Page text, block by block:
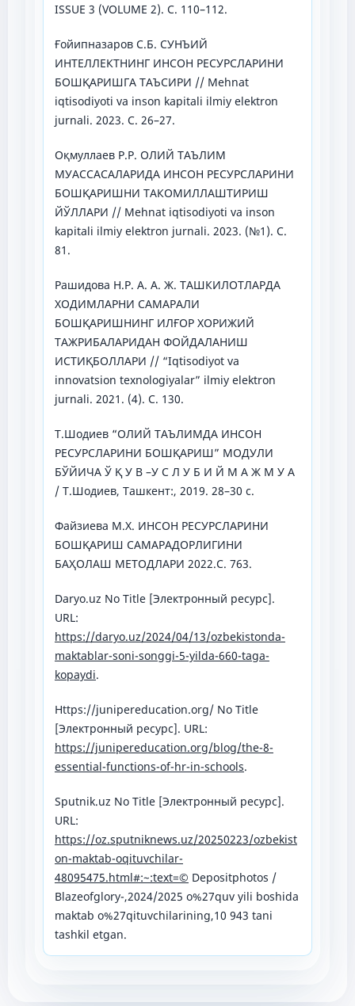
ISSUE 3 (VOLUME 2). C. 110–112.
Ғойипназаров С.Б. СУНЪИЙ
ИНТЕЛЛЕКТНИНГ ИНСОН РЕСУРСЛАРИНИ
БОШҚАРИШГА ТАЪСИРИ // Mehnat
iqtisodiyoti va inson kapitali ilmiy elektron
jurnali. 2023. C. 26–27.
Оқмуллаев Р.Р. ОЛИЙ ТАЪЛИМ
МУАССАСАЛАРИДА ИНСОН РЕСУРСЛАРИНИ
БОШҚАРИШНИ ТАКОМИЛЛАШТИРИШ
ЙЎЛЛАРИ // Mehnat iqtisodiyoti va inson
kapitali ilmiy elektron jurnali. 2023. (№1). C.
81.
Рашидова Н.Р. А. А. Ж. ТАШКИЛОТЛАРДА
ХОДИМЛАРНИ САМАРАЛИ
БОШҚАРИШНИНГ ИЛҒОР ХОРИЖИЙ
ТАЖРИБАЛАРИДАН ФОЙДАЛАНИШ
ИСТИҚБОЛЛАРИ // “Iqtisodiyot va
innovatsion texnologiyalar” ilmiy elektron
jurnali. 2021. (4). C. 130.
Т.Шодиев “ОЛИЙ ТАЪЛИМДА ИНСОН
РЕСУРСЛАРИНИ БОШҚАРИШ” МОДУЛИ
БЎЙИЧА Ў Қ У В –У С Л У Б И Й М А Ж М У А
/ Т.Шодиев, Ташкент:, 2019. 28–30 c.
Файзиева М.Х. ИНСОН РЕСУРСЛАРИНИ
БОШҚАРИШ САМАРАДОРЛИГИНИ
БАҲОЛАШ МЕТОДЛАРИ 2022.C. 763.
Daryo.uz No Title [Электронный ресурс].
URL:
https://daryo.uz/2024/04/13/ozbekistonda-
maktablar-soni-songgi-5-yilda-660-taga-
kopaydi.
Https://junipereducation.org/ No Title
[Электронный ресурс]. URL:
https://junipereducation.org/blog/the-8-
essential-functions-of-hr-in-schools.
Sputnik.uz No Title [Электронный ресурс].
URL:
https://oz.sputniknews.uz/20250223/ozbekist
on-maktab-oqituvchilar-
48095475.html#:~:text=© Depositphotos /
Blazeofglory-,2024/2025 o%27quv yili boshida
maktab o%27qituvchilarining,10 943 tani
tashkil etgan.